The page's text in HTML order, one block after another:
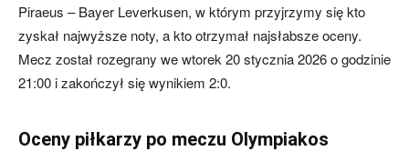
Piraeus – Bayer Leverkusen, w którym przyjrzymy się kto
zyskał najwyższe noty, a kto otrzymał najsłabsze oceny.
Mecz został rozegrany we wtorek 20 stycznia 2026 o godzinie
21:00 i zakończył się wynikiem 2:0.
Oceny piłkarzy po meczu Olympiakos